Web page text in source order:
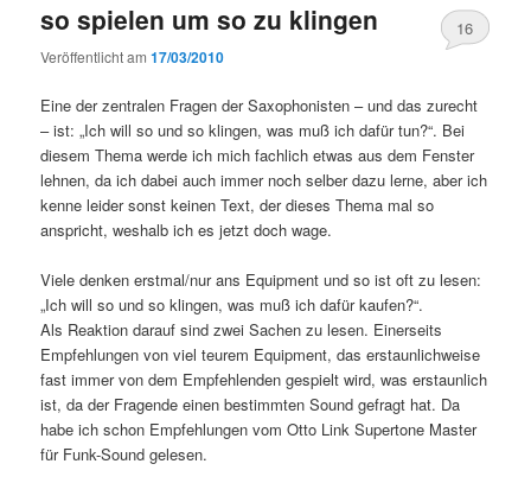
so spielen um so zu klingen
Veröffentlicht am17/03/2010
16
Eine der zentralen Fragen der Saxophonisten – und das zurecht
– ist: „Ich will so und so klingen, was muß ich dafür tun?“. Bei
diesem Thema werde ich mich fachlich etwas aus dem Fenster
lehnen, da ich dabei auch immer noch selber dazu lerne, aber ich
kenne leider sonst keinen Text, der dieses Thema mal so
anspricht, weshalb ich es jetzt doch wage.
Viele denken erstmal/nur ans Equipment und so ist oft zu lesen:
„Ich will so und so klingen, was muß ich dafür kaufen?“.
Als Reaktion darauf sind zwei Sachen zu lesen. Einerseits
Empfehlungen von viel teurem Equipment, das erstaunlichweise
fast immer von dem Empfehlenden gespielt wird, was erstaunlich
ist, da der Fragende einen bestimmten Sound gefragt hat. Da
habe ich schon Empfehlungen vom Otto Link Supertone Master
für Funk-Sound gelesen.